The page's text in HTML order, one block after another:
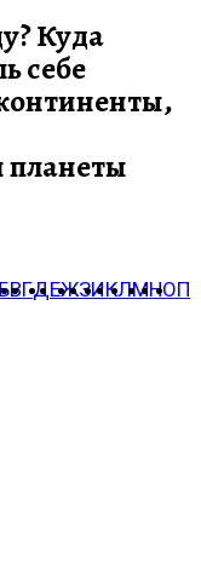
Куда
себе
планеты
БВГДЕЖЗИКЛМНОП